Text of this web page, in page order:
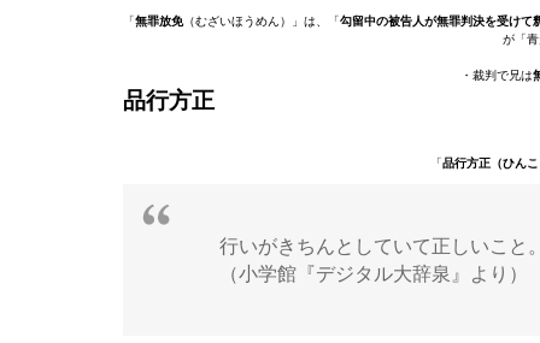
「無罪放免 （むざいほうめん）」は、「勾留中の被告人が無罪判決を受けて
が「
・裁判で兄は
品行方正
「品行方正（ひん
行いがきちんとしていて正しいこと
（小学館『デジタル大辞泉』より）